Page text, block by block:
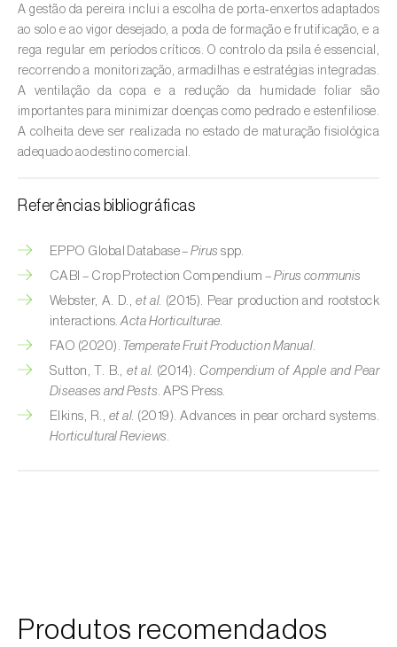
Cerejeira (Prunus avium L.)
Cevada (Hordeum vulgare)
Cherovia / Pastinaca (Pastinaca sativa )
Chicória (Cichorium spp.)
Colza (Brassica napus
Coqueiro (Cocos nucifera)
Courgette ( Cucurbita pepo)
Couve (Brassica oleracea
Craveiro ( Dianthus caryophyllus)
Damasqueiro / Alperce (
Espargo (Asparagus officinalis)
A gestão da pereira inclui a escolha de porta‑enxertos adaptados
ao solo e ao vigor desejado, a poda de formação e frutificação, e a
rega regular em períodos críticos. O controlo da psila é essencial,
recorrendo a monitorização, armadilhas e estratégias integradas.
A ventilação da copa e a redução da humidade foliar são
importantes para minimizar doenças como pedrado e estenfiliose.
A colheita deve ser realizada no estado de maturação fisiológica
adequado ao destino comercial.
Referências bibliográficas
EPPO Global Database –Pirus spp.
CABI – Crop Protection Compendium –Pirus communis
Webster, A. D.,et al. (2015). Pear production and rootstock
interactions.Acta Horticulturae
FAO (2020).
Temperate Fruit Production Manual
Sutton, T. B.,et al. (2014).Compendium of Apple and Pear
Diseases and Pests . APS Press.
Elkins, R., et al. (2019). Advances in pear orchard systems.
Horticultural Reviews
Produtos recomendados